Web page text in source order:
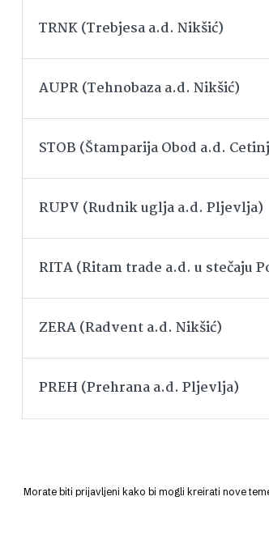
TRNK (Trebjesa a.d. Nikšić)
AUPR (Tehnobaza a.d. Nikšić)
STOB (Štamparija Obod a.d.
RUPV (Rudnik uglja a.d. Pljevlja)
RITA (Ritam trade a.d. u stečaju
ZERA (Radvent a.d. Nikšić)
PREH (Prehrana a.d. Pljevlja)
Morate biti prijavljeni kako bi mogli kreirati nove